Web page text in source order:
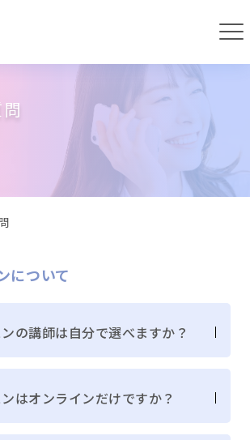
について
の講師は自分で選べますか？
はオンラインだけですか？